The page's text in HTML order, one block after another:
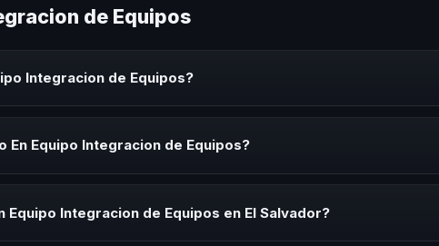
de Equipos
Integracion de Equipos?
Equipo Integracion de Equipos?
Integracion de Equipos en El Salvador?